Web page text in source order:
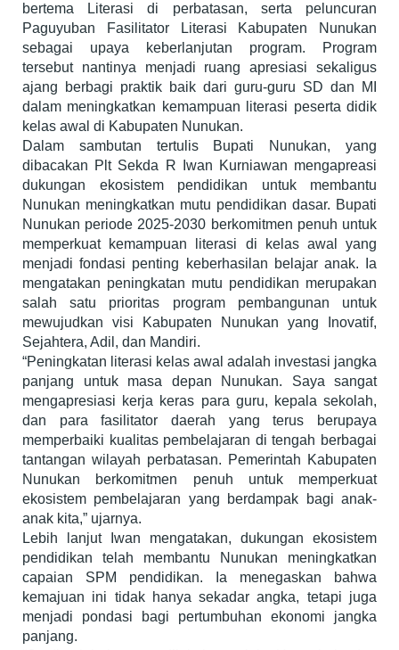
bertema Literasi di perbatasan, serta peluncuran
Paguyuban Fasilitator Literasi Kabupaten Nunukan
sebagai upaya keberlanjutan program. Program
tersebut nantinya menjadi ruang apresiasi sekaligus
ajang berbagi praktik baik dari guru-guru SD dan MI
dalam meningkatkan kemampuan literasi peserta didik
kelas awal di Kabupaten Nunukan.
Dalam sambutan tertulis Bupati Nunukan, yang
dibacakan Plt Sekda R Iwan Kurniawan mengapreasi
dukungan ekosistem pendidikan untuk membantu
Nunukan meningkatkan mutu pendidikan dasar. Bupati
Nunukan periode 2025-2030 berkomitmen penuh untuk
memperkuat kemampuan literasi di kelas awal yang
menjadi fondasi penting keberhasilan belajar anak. Ia
mengatakan peningkatan mutu pendidikan merupakan
salah satu prioritas program pembangunan untuk
mewujudkan visi Kabupaten Nunukan yang Inovatif,
Sejahtera, Adil, dan Mandiri.
“Peningkatan literasi kelas awal adalah investasi jangka
panjang untuk masa depan Nunukan. Saya sangat
mengapresiasi kerja keras para guru, kepala sekolah,
dan para fasilitator daerah yang terus berupaya
memperbaiki kualitas pembelajaran di tengah berbagai
tantangan wilayah perbatasan. Pemerintah Kabupaten
Nunukan berkomitmen penuh untuk memperkuat
ekosistem pembelajaran yang berdampak bagi anak-
anak kita,” ujarnya.
Lebih lanjut Iwan mengatakan, dukungan ekosistem
pendidikan telah membantu Nunukan meningkatkan
capaian SPM pendidikan. Ia menegaskan bahwa
kemajuan ini tidak hanya sekadar angka, tetapi juga
menjadi pondasi bagi pertumbuhan ekonomi jangka
panjang.